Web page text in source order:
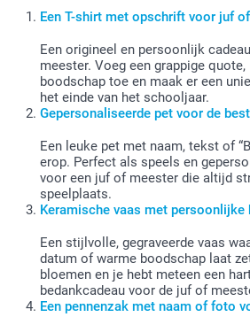
Een T-shirt met opschrift voor juf
Een origineel en persoonlijk
meester. Voeg een grappige
boodschap toe en maak er een
het einde van het schooljaar.
Gepersonaliseerde pet voor de
Een leuke pet met naam, tekst of
erop. Perfect als speels en
voor een juf of meester die altijd
speelplaats.
Keramische vaas met persoonlijke
Een stijlvolle, gegraveerde vaas
datum of warme boodschap laat
bloemen en je hebt meteen een
bedankcadeau voor de juf of
Een pennenzak met naam of foto